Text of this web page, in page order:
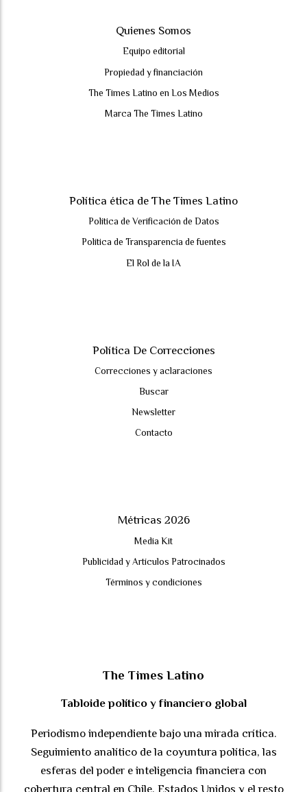
Quienes Somos
Equipo editorial
Propiedad y financiación
The Times Latino en Los Medios
Marca The Times Latino
Política ética de The Times Latino
Política de Verificación de Datos
Política de Transparencia de fuentes
El Rol de la IA
Política De Correcciones
Correcciones y aclaraciones
Buscar
Newsletter
Contacto
Métricas 2026
Media Kit
Publicidad y Artículos Patrocinados
Términos y condiciones
The Times Latino
Tabloide político y financiero global
Periodismo independiente bajo una mirada crítica.
Seguimiento analítico de la coyuntura política, las
esferas del poder e inteligencia financiera con
cobertura central en Chile, Estados Unidos y el resto